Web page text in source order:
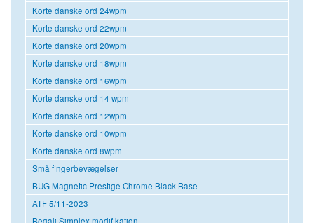
Korte danske ord 24wpm
Korte danske ord 22wpm
Korte danske ord 20wpm
Korte danske ord 18wpm
Korte danske ord 16wpm
Korte danske ord 14 wpm
Korte danske ord 12wpm
Korte danske ord 10wpm
Korte danske ord 8wpm
Små fingerbevægelser
BUG Magnetic Prestige Chrome Black Base
ATF 5/11-2023